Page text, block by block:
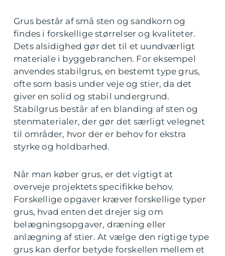
Grus består af små sten og sandkorn og
findes i forskellige størrelser og kvaliteter.
Dets alsidighed gør det til et uundværligt
materiale i byggebranchen. For eksempel
anvendes stabilgrus, en bestemt type grus,
ofte som basis under veje og stier, da det
giver en solid og stabil undergrund.
Stabilgrus består af en blanding af sten og
stenmaterialer, der gør det særligt velegnet
til områder, hvor der er behov for ekstra
styrke og holdbarhed.
Når man køber grus, er det vigtigt at
overveje projektets specifikke behov.
Forskellige opgaver kræver forskellige typer
grus, hvad enten det drejer sig om
belægningsopgaver, dræning eller
anlægning af stier. At vælge den rigtige type
grus kan derfor betyde forskellen mellem et